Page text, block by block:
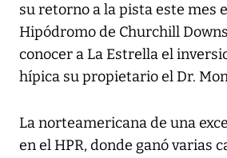
su retorno a la pista este mes
Hipódromo de Churchill
conocer a La Estrella el
hípica su propietario el Dr.
La norteamericana de una
en el HPR, donde ganó varias